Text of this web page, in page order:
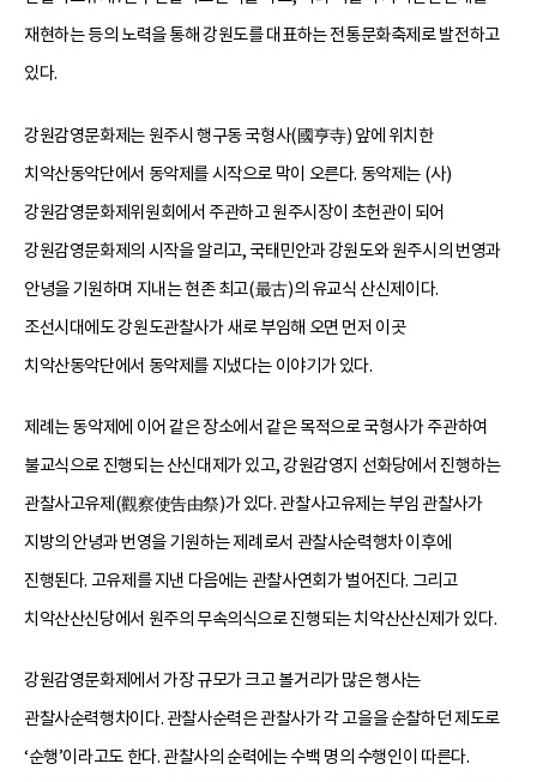
재현하는 등의 노력을 통해 강원도를 대표하는 전통문화축제로 발전하고
있다.
강원감영문화제는 원주시 행구동 국형사(國亨寺) 앞에 위치한
치악산동악단에서 동악제를 시작으로 막이 오른다. 동악제는 (사)
강원감영문화제위원회에서 주관하고 원주시장이 초헌관이 되어
강원감영문화제의 시작을 알리고, 국태민안과 강원도와 원주시의 번영과
안녕을 기원하며 지내는 현존 최고(最古)의 유교식 산신제이다.
조선시대에도 강원도관찰사가 새로 부임해 오면 먼저 이곳
치악산동악단에서 동악제를 지냈다는 이야기가 있다.
제례는 동악제에 이어 같은 장소에서 같은 목적으로 국형사가 주관하여
불교식으로 진행되는 산신대제가 있고, 강원감영지 선화당에서 진행하는
관찰사고유제(觀察使告由祭)가 있다. 관찰사고유제는 부임 관찰사가
지방의 안녕과 번영을 기원하는 제례로서 관찰사순력행차 이후에
진행된다. 고유제를 지낸 다음에는 관찰사연회가 벌어진다. 그리고
치악산산신당에서 원주의 무속의식으로 진행되는 치악산산신제가 있다.
강원감영문화제에서 가장 규모가 크고 볼거리가 많은 행사는
관찰사순력행차이다. 관찰사순력은 관찰사가 각 고을을 순찰하던 제도로
‘순행’이라고도 한다. 관찰사의 순력에는 수백 명의 수행인이 따른다.